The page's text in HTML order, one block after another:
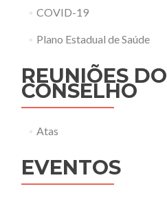
COVID-19
Plano Estadual de Saúde
REUNIÕES DO
CONSELHO
Atas
EVENTOS